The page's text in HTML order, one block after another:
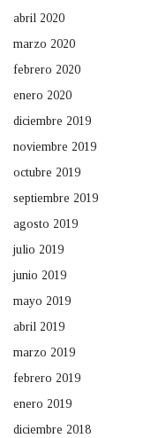
abril 2020
marzo 2020
febrero 2020
enero 2020
diciembre 2019
noviembre 2019
octubre 2019
septiembre 2019
agosto 2019
julio 2019
junio 2019
mayo 2019
abril 2019
marzo 2019
febrero 2019
enero 2019
diciembre 2018